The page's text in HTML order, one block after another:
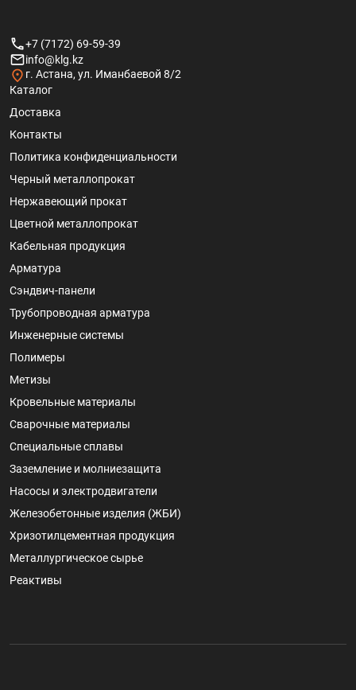
+7 (7172) 69-59-39
info@klg.kz
г. Астана, ул. Иманбаевой 8/2
Каталог
Доставка
Контакты
Политика конфиденциальности
Черный металлопрокат
Нержавеющий прокат
Цветной металлопрокат
Кабельная продукция
Арматура
Сэндвич-панели
Трубопроводная арматура
Инженерные системы
Полимеры
Метизы
Кровельные материалы
Сварочные материалы
Специальные сплавы
Заземление и молниезащита
Насосы и электродвигатели
Железобетонные изделия (ЖБИ)
Хризотилцементная продукция
Металлургическое сырье
Реактивы